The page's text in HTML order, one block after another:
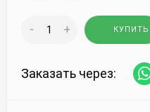
- + КУПИТЬ
Заказать через: